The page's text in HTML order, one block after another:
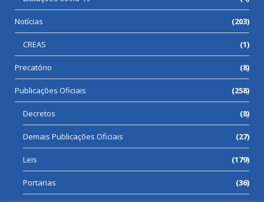
Notícias (203)
CREAS (1)
Precatório (8)
Publicações Oficiais (258)
Decretos (8)
Demais Publicações Oficiais (27)
Leis (179)
Portarias (36)